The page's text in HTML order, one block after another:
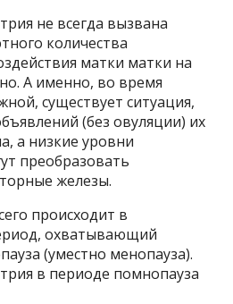
не всегда вызвана
количества
матки матки на
А именно, во время
существует ситуация,
(без овуляции) их
а низкие уровни
преобразовать
железы.
происходит в
охватывающий
(уместно менопауза).
в периоде помнопауза